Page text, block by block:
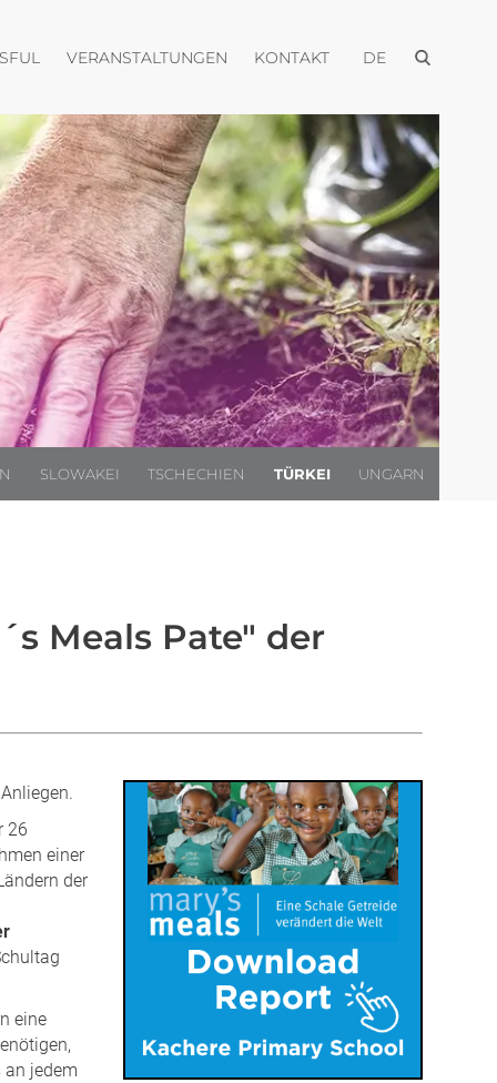
Menü öffnen
VERANSTALTUNGEN Menü öffnen
KONTAKTMenü öffnen
DE Menü öffnen
SLOWAKEI TSCHECHIEN TÜRKEI UNGARN
Meals Pate" der
26
einer
der
eine
an jedem